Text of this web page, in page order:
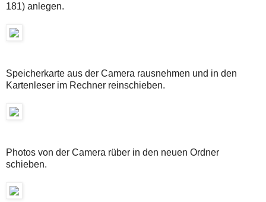
181) anlegen.
Speicherkarte aus der Camera rausnehmen und in den
Kartenleser im Rechner reinschieben.
Photos von der Camera rüber in den neuen Ordner
schieben.